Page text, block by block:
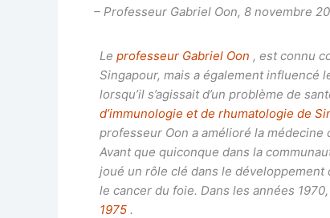
– Professeur Gabriel Oon, 8 novembre
Le professeur Gabriel Oon , est connu
Singapour, mais a également influencé
lorsqu’il s’agissait d’un problème de
d’immunologie et de rhumatologie de
professeur Oon a amélioré la
Avant que quiconque dans la
joué un rôle clé dans le développement
le cancer du foie. Dans les années 1970,
1975.